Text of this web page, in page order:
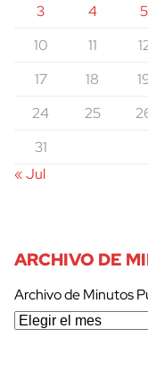
3
4 5
10
11
17
18
24
25
31
« Jul
ARCHIVO DE
Archivo de Minutos